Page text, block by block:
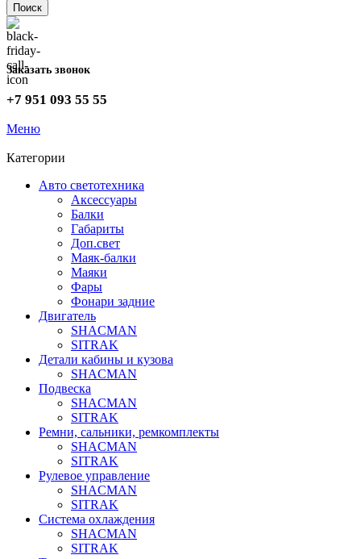
Поиск
Заказать звонок
+7 951 093 55 55
Меню
Категории
Авто светотехника
Аксессуары
Балки
Габариты
Доп.свет
Маяк-балки
Маяки
Фары
Фонари задние
Двигатель
SHACMAN
SITRAK
Детали кабины и кузова
SHACMAN
Подвеска
SHACMAN
SITRAK
Ремни, сальники, ремкомплекты
SHACMAN
SITRAK
Рулевое управление
SHACMAN
SITRAK
Система охлаждения
SHACMAN
SITRAK